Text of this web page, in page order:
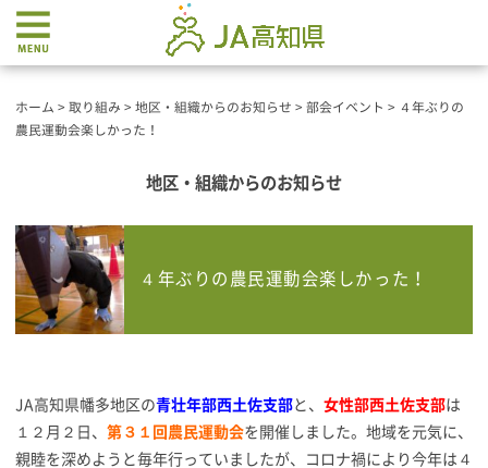
ホーム > 取り組み > 地区・組織からのお知らせ > 部会イベント > ４年ぶりの
農民運動会楽しかった！
地区・組織からのお知らせ
４年ぶりの農民運動会楽しかった！
JA高知県幡多地区の青壮年部西土佐支部と、 女性部西土佐支部は
１２月２日、 第３１回農民運動会を開催しました。地域を元気に、
親睦を深めようと毎年行っていましたが、コロナ禍により今年は４